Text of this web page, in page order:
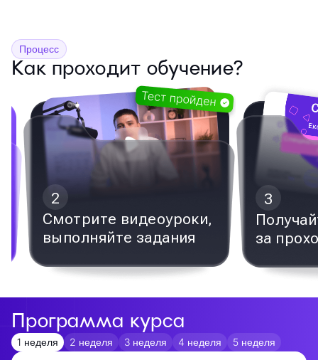
Процесс
Как проходит обучение?
2
Смотрите видеоуроки,
выполняйте задания
3
за
Программа курса
1 неделя 2 неделя 3 неделя 4 неделя 5 неделя